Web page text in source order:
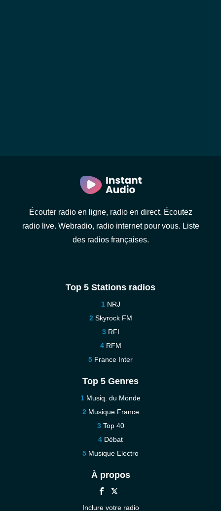
Écouter radio en ligne, radio en direct. Écoutez
radio live. Webradio, radio internet pour vous. Liste
des radios françaises.
Top 5 Stations radios
NRJ
Skyrock FM
RFI
RFM
France Inter
Top 5 Genres
Musiq. du Monde
Musique France
Top 40
Débat
Musique Electro
À propos
Inclure votre radio